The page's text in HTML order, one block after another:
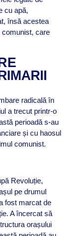
cu apă,
însă acestea
comunist, care
radicală în
a trecut printr-o
perioadă s-au
și cu haosul
comunist.
Revoluție,
pe drumul
fost marcat de
A încercat să
orașului